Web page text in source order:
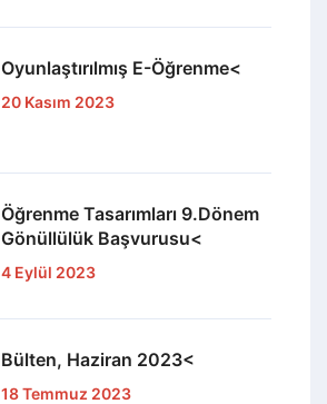
Oyunlaştırılmış E-Öğrenme<
20 Kasım 2023
Öğrenme Tasarımları 9.Dönem
Gönüllülük Başvurusu<
4 Eylül 2023
Bülten, Haziran 2023<
18 Temmuz 2023